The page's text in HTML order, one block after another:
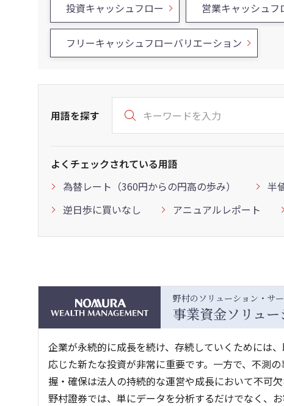
投資キャッシュフロー 営業キャッシュフ
フリーキャッシュフローバリエーション
用語を探す
よくチェックされている用語
為替レート（360円からの円高の歩み）
半
逆日歩に買いなし
アニュアルレポート
野村のソリューション・サ
事業資金ソリュー
企業が永続的に成長を続け、存続していくためには
応じた新たな投資が非常に重要です。一方で、不測
握・確保は法人の持続的な運営や成長において不可欠
野村證券では、単にデータを分析するだけでなく、